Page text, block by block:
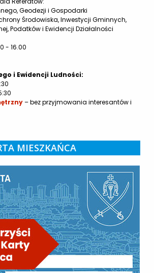
Geodezji i Gospodarki
Środowiska, Inwestycji Gminnych,
Podatków i Ewidencji Działalności
- 16.00
i Ewidencji Ludności:
– bez przyjmowania interesantów i
MIESZKAŃCA